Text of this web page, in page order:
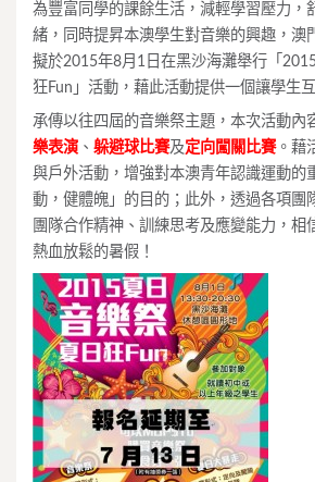
為豐富同學的課餘生活，減輕學習壓力，
緒，同時提昇本澳學生對音樂的興趣，澳
擬於2015年8月1日在黑沙海灘舉行「
狂Fun」活動，藉此活動提供一個讓學生
承傳以往四屆的音樂祭主題，本次活動內
樂表演 、 躲避球比賽及定向闖關比賽。藉
與戶外活動，增強對本澳青年認識運動的
動，健體魄」的目的；此外，透過各項團
團隊合作精神、訓練思考及應變能力，相
熱血放鬆的暑假！